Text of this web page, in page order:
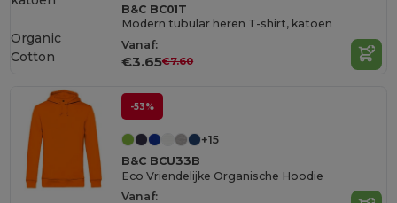
B&C BC01T
Modern tubular heren T-shirt, katoen
Vanaf:
€3.65€7.60
Organic
Cotton
-53%
+15
B&C BCU33B
Eco Vriendelijke Organische Hoodie
Vanaf: